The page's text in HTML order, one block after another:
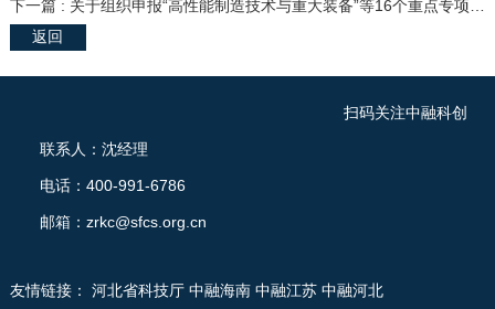
返回
联系人：沈经理
电话：400-991-6786
邮箱：zrkc@sfcs.org.cn
扫码关注中融科创
友情链接： 河北省科技厅 中融海南 中融江苏 中融河北